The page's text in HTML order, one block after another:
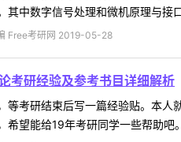
其中数字信号处理和微机原理与
Free考研网 2019-05-28
考研经验及参考书目详细解析
等考研结束后写一篇经验贴。本人
希望能给19年考研同学一些帮助